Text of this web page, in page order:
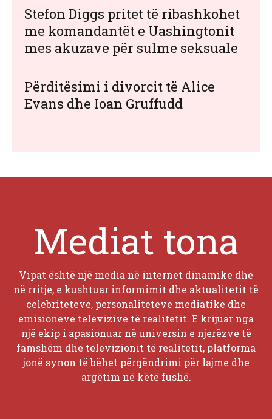
Stefon Diggs pritet të ribashkohet
me komandantët e Uashingtonit
mes akuzave për sulme seksuale
Përditësimi i divorcit të Alice
Evans dhe Ioan Gruffudd
Mediat tona
Vipat është një media në internet dinamike dhe
në rritje, e kushtuar informimit dhe aktualitetit të
celebriteteve, personaliteteve mediatike dhe
emisioneve televizive të realitetit. E krijuar nga
një ekip i apasionuar në universin e njerëzve të
famshëm dhe televizionit të realitetit, platforma
jonë synon të bëhet përqëndrimi për lajme dhe
argëtim në këtë fushë.